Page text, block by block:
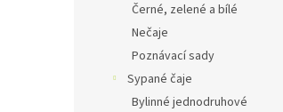
Černé, zelené a bílé
Nečaje
Poznávací sady
Sypané čaje
Bylinné jednodruhové